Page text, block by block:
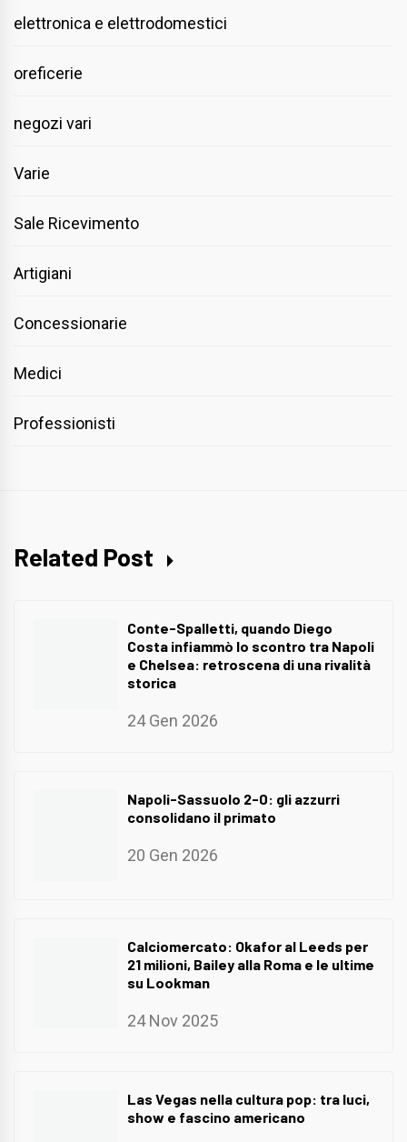
elettronica e elettrodomestici
oreficerie
negozi vari
Varie
Sale Ricevimento
Artigiani
Concessionarie
Medici
Professionisti
Related Post
Conte-Spalletti, quando Diego
Costa infiammò lo scontro tra Napoli
e Chelsea: retroscena di una rivalità
storica
24 Gen 2026
Napoli-Sassuolo 2-0: gli azzurri
consolidano il primato
20 Gen 2026
Calciomercato: Okafor al Leeds per
21 milioni, Bailey alla Roma e le ultime
su Lookman
24 Nov 2025
Las Vegas nella cultura pop: tra luci,
show e fascino americano